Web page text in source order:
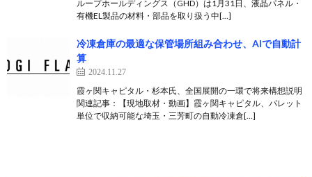
ループホールディングス（GHD）は1月31日、液晶パネル・
有機EL製品の材料・部品を取り扱う中[…]
冷凍倉庫の最適な保管場所組み合わせ、AIで自動計
算
2024.11.27
霞ヶ関キャピタル・杉本氏、全国展開の一環で将来構想説明
関連記事：【現地取材・動画】霞ヶ関キャピタル、パレット
単位で収納可能な埼玉・三芳町の自動冷凍倉[…]